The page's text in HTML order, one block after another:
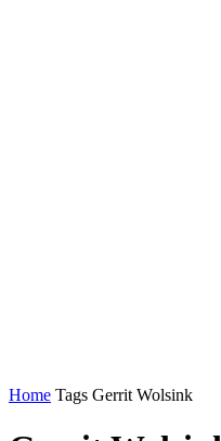
Home Tags Gerrit Wolsink